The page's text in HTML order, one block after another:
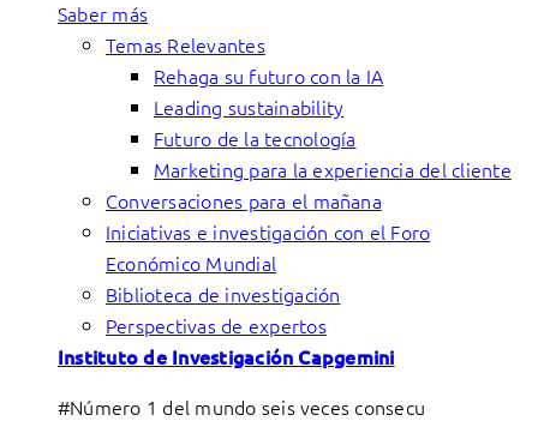
Saber más
Temas Relevantes
Rehaga su futuro con la IA
Leading sustainability
Futuro de la tecnología
Marketing para la experiencia del cliente
Conversaciones para el mañana
Iniciativas e investigación con el Foro
Económico Mundial
Biblioteca de investigación
Perspectivas de expertos
Instituto de Investigación Capgemini
#Número 1 del mundo seis veces consecu